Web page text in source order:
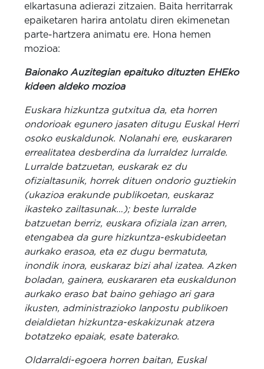
elkartasuna adierazi zitzaien. Baita herritarrak
epaiketaren harira antolatu diren ekimenetan
parte-hartzera animatu ere. Hona hemen
mozioa:
Baionako Auzitegian epaituko dituzten EHEko
kideen aldeko mozioa
Euskara hizkuntza gutxitua da, eta horren
ondorioak egunero jasaten ditugu Euskal Herri
osoko euskaldunok. Nolanahi ere, euskararen
errealitatea desberdina da lurraldez lurralde.
Lurralde batzuetan, euskarak ez du
ofizialtasunik, horrek dituen ondorio guztiekin
(ukazioa erakunde publikoetan, euskaraz
ikasteko zailtasunak…); beste lurralde
batzuetan berriz, euskara ofiziala izan arren,
etengabea da gure hizkuntza-eskubideetan
aurkako erasoa, eta ez dugu bermatuta,
inondik inora, euskaraz bizi ahal izatea. Azken
boladan, gainera, euskararen eta euskaldunon
aurkako eraso bat baino gehiago ari gara
ikusten, administrazioko lanpostu publikoen
deialdietan hizkuntza-eskakizunak atzera
botatzeko epaiak, esate baterako.
Oldarraldi-egoera horren baitan, Euskal